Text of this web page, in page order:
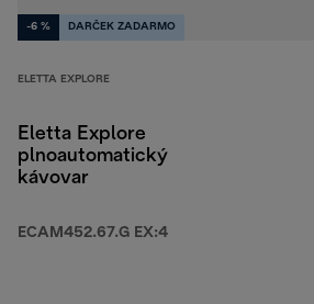
-6 % DARČEK ZADARMO
ELETTA EXPLORE
Eletta Explore
plnoautomatický
kávovar
ECAM452.67.G EX:4